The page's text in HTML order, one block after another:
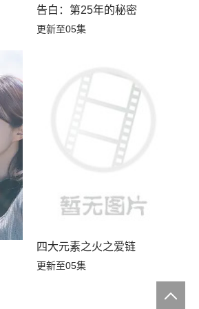
告白：第25年的秘密
更新至05集
四大元素之火之爱链
更新至05集